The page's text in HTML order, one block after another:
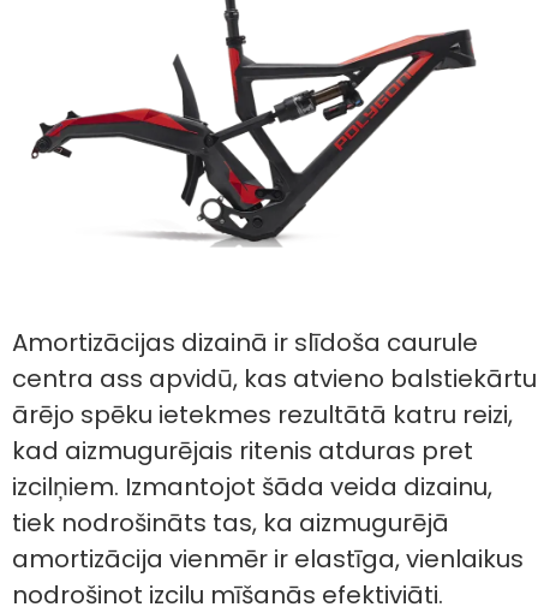
Amortizācijas dizainā ir slīdoša caurule
centra ass apvidū, kas atvieno balstiekārtu
ārējo spēku ietekmes rezultātā katru reizi,
kad aizmugurējais ritenis atduras pret
izcilņiem. Izmantojot šāda veida dizainu,
tiek nodrošināts tas, ka aizmugurējā
amortizācija vienmēr ir elastīga, vienlaikus
nodrošinot izcilu mīšanās efektiviāti.